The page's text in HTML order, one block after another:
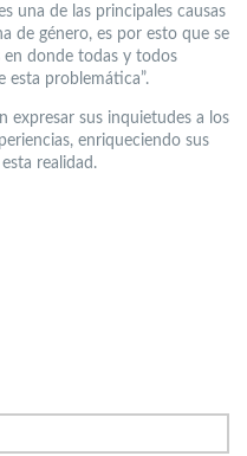
una de las principales causas
de género, es por esto que se
en donde todas y todos
esta problemática”.
expresar sus inquietudes a los
enriqueciendo sus
realidad.